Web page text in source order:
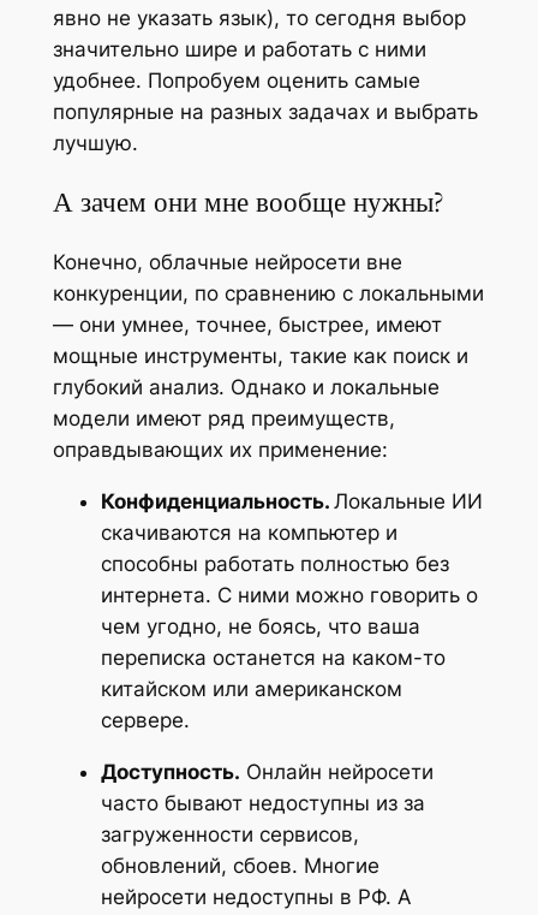
явно не указать язык), то сегодня выбор
значительно шире и работать с ними
удобнее. Попробуем оценить самые
популярные на разных задачах и выбрать
лучшую.
А зачем они мне вообще нужны?
Конечно, облачные нейросети вне
конкуренции, по сравнению с локальными
— они умнее, точнее, быстрее, имеют
мощные инструменты, такие как поиск и
глубокий анализ. Однако и локальные
модели имеют ряд преимуществ,
оправдывающих их применение:
Конфиденциальность. Локальные ИИ
скачиваются на компьютер и
способны работать полностью без
интернета. С ними можно говорить о
чем угодно, не боясь, что ваша
переписка останется на каком-то
китайском или американском
сервере.
Доступность. Онлайн нейросети
часто бывают недоступны из за
загруженности сервисов,
обновлений, сбоев. Многие
нейросети недоступны в РФ. А